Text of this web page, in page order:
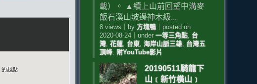
載）。 ▲續上山前回望中溝麥
飯石溪山坡邊神木級...
8 views by 方塊鴨｜ posted on
2020-08-24｜ under 一等三角點, 台
灣, 花蓮, 台東, 海岸山脈三雄, 台灣五
頂峰, 附YouTube影片
20190511騎龍下
山﹝新竹橫山﹞